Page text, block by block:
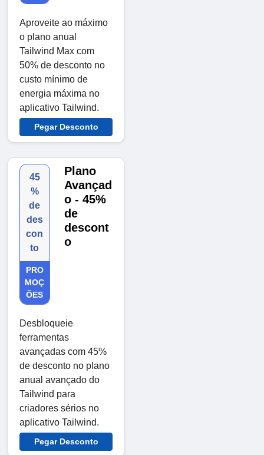
Aproveite ao máximo
o plano anual
Tailwind Max com
50% de desconto no
custo mínimo de
energia máxima no
aplicativo Tailwind.
Pegar Desconto
45
%
de
des
con
to
PRO
MOÇ
ÕES
Plano
Avançad
o - 45%
de
descont
o
Desbloqueie
ferramentas
avançadas com 45%
de desconto no plano
anual avançado do
Tailwind para
criadores sérios no
aplicativo Tailwind.
Pegar Desconto